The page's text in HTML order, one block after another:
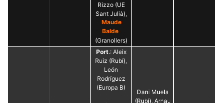
Rizzo (UE
Sant Julià),
Maude
Balde
(Granollers)
Port.: Aleix
Ruiz (Rubí),
León
Rodríguez
(Europa B)
Dani Muela
(Rubí), Arnau